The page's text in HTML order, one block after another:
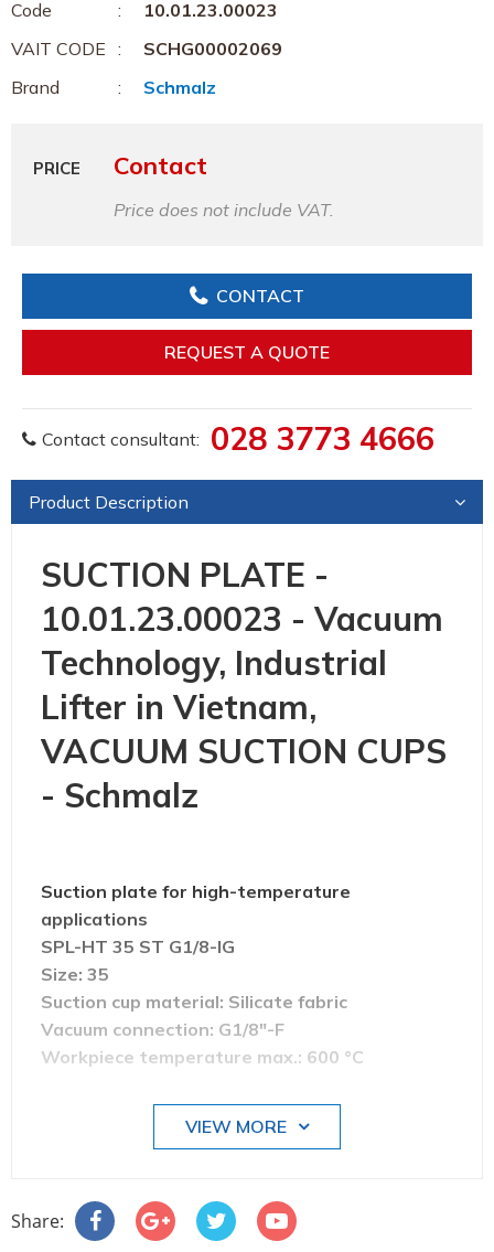
Code
10.01.23.00023
VAIT CODE
SCHG00002069
Brand
Schmalz
PRICE Contact
Price does not include VAT.
CONTACT
REQUEST A QUOTE
Contact consultant: 028 3773 4666
Product Description
SUCTION PLATE -
10.01.23.00023 - Vacuum
Technology, Industrial
Lifter in Vietnam,
VACUUM SUCTION CUPS
- Schmalz
Suction plate for high-temperature
applications
SPL-HT 35 ST G1/8-IG
Size: 35
Suction cup material: Silicate fabric
Vacuum connection: G1/8"-F
Workpiece temperature max.: 600 °C
VIEW MORE
Share: